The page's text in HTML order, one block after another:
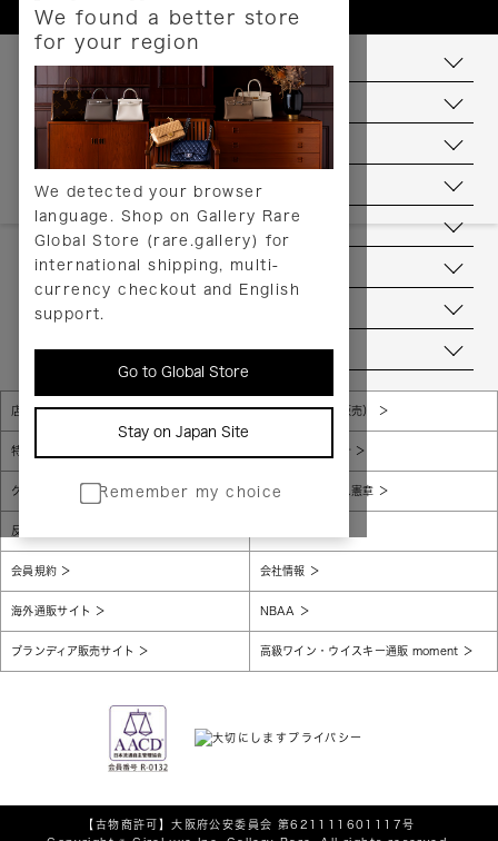
We found a better store
for your region
We detected your browser
language. Shop on Gallery Rare
Global Store (rare.gallery) for
international shipping, multi-
currency checkout and English
support.
Go to Global Store
Stay on Japan Site
Remember my choice
お支払いについて
配送について
送料について
返品について
ヘルプ
お問い合わせ
当店について
店舗一覧 販売規約（店頭販売）
特定商取引法に基づく表示 個人情報保護方針
グローバルプライバシーポリシー コンプライアンス憲章
反社会的勢力に対する基本方針
会員規約 会社情報
海外通販サイト NBAA
ブランディア販売サイト 高級ワイン・ウイスキー通販 moment
【古物商許可】大阪府公安委員会 第621111601117号